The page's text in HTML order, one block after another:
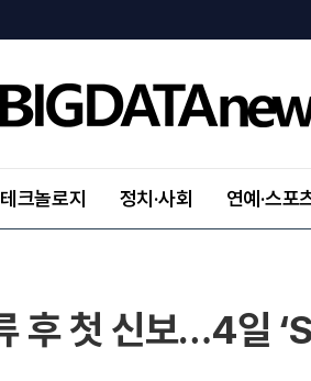
테크놀로지 정치·사회 연예·스포
후 첫 신보…4일